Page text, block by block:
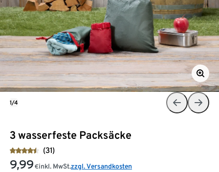
3 wasserfeste Packsäcke
(31)
9,99 €inkl. MwSt.zzgl. Versandkosten
1/4